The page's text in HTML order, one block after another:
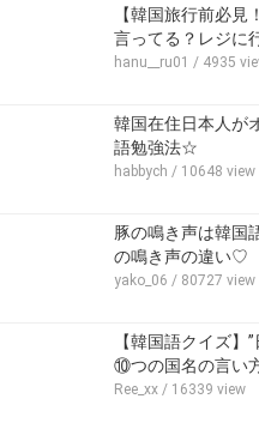
【韓国旅行前必
言ってる？レジに
hanu__ru01 / 4935
韓国在住日本人が
語勉強法☆
habbych / 10648 view
豚の鳴き声は韓国
の鳴き声の違い♡
yako_06 / 80727 view
【韓国語クイズ】
⑩つの国名の言い
Ree_xx / 16339 view